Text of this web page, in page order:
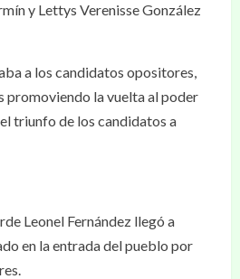
y Lettys Verenisse González
a los candidatos opositores,
promoviendo la vuelta al poder
triunfo de los candidatos a
Leonel Fernández llegó a
en la entrada del pueblo por